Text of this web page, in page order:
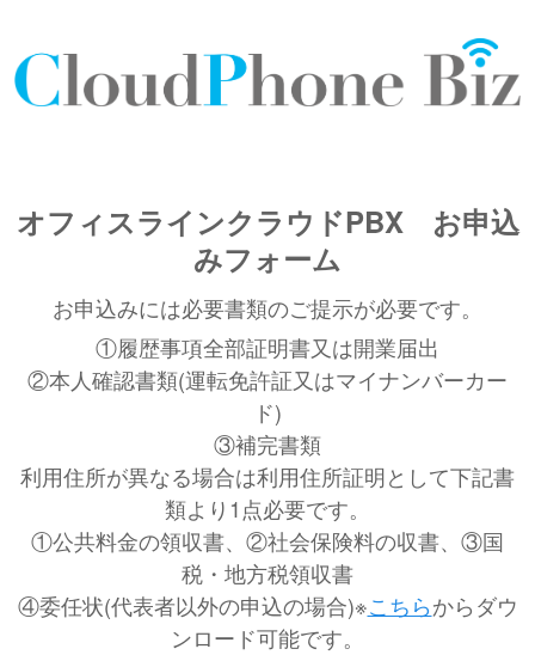
オフィスラインクラウドPBX お申込
みフォーム
お申込みには必要書類のご提示が必要です。
①履歴事項全部証明書又は開業届出
②本人確認書類(運転免許証又はマイナンバーカー
ド)
③補完書類
利用住所が異なる場合は利用住所証明として下記書
類より1点必要です。
①公共料金の領収書、②社会保険料の収書、③国
税・地方税領収書
④委任状(代表者以外の申込の場合)※こちらからダウ
ンロード可能です。